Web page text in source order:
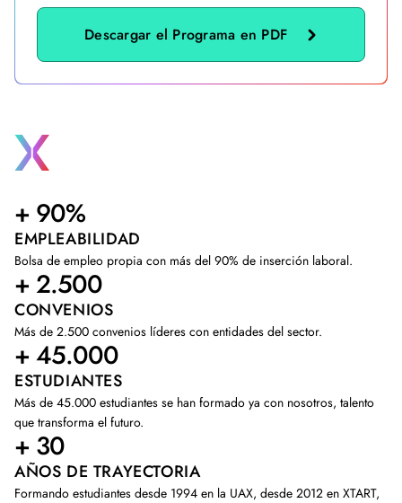
Descargar el Programa en PDF
+ 90%
EMPLEABILIDAD
Bolsa de empleo propia con más del 90% de inserción laboral.
+ 2.500
CONVENIOS
Más de 2.500 convenios líderes con entidades del sector.
+ 45.000
ESTUDIANTES
Más de 45.000 estudiantes se han formado ya con nosotros, talento
que transforma el futuro.
+ 30
AÑOS DE TRAYECTORIA
Formando estudiantes desde 1994 en la UAX, desde 2012 en XTART,